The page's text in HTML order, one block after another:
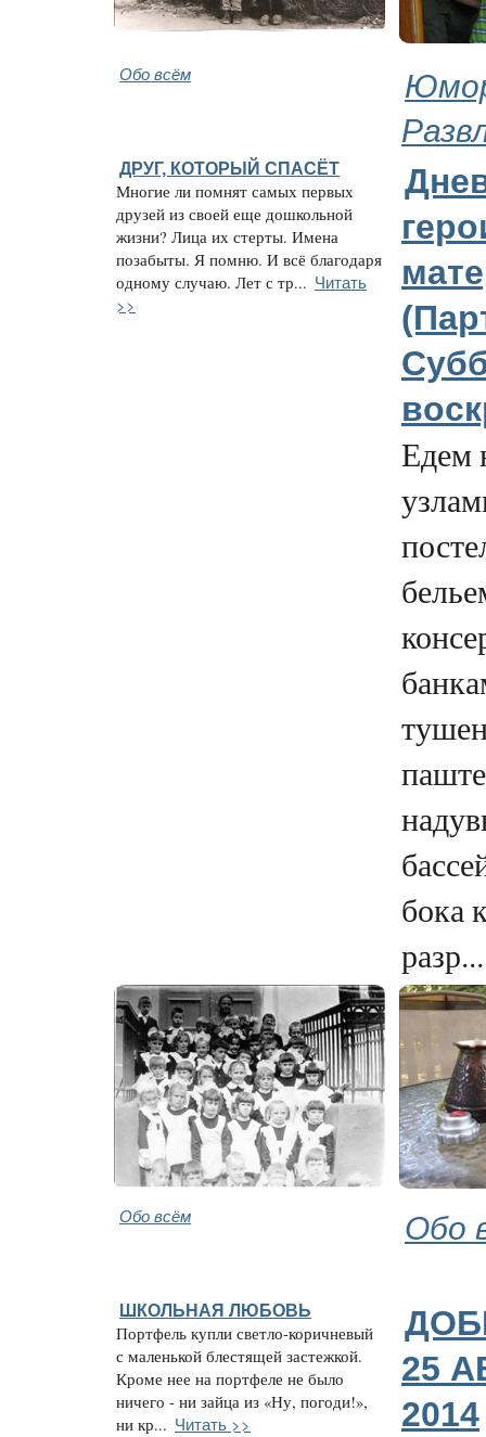
Обо всём
ДРУГ, КОТОРЫЙ СПАСЁТ
Многие ли помнят самых первых
друзей из своей еще дошкольной
жизни? Лица их стерты. Имена
позабыты. Я помню. И всё благодаря
одному случаю. Лет с тр... Читать
>>
Едем
бока
разр...
Обо всём Обо
ШКОЛЬНАЯ ЛЮБОВЬ
Портфель купли светло-коричневый
с маленькой блестящей застежкой.
Кроме нее на портфеле не было
ничего - ни зайца из «Ну, погоди!»,
ни кр... Читать >>
25
2014